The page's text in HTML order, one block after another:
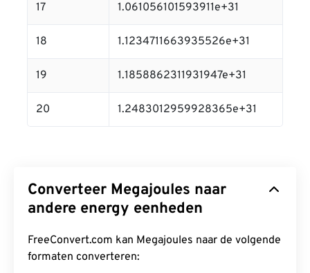
17 1.061056101593911e+31
18 1.1234711663935526e+31
19 1.1858862311931947e+31
20 1.2483012959928365e+31
Converteer Megajoules naar
andere energy eenheden
FreeConvert.com kan Megajoules naar de volgende
formaten converteren: